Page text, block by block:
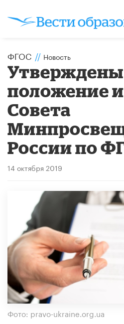
ФГОС // Новость
Утверждены
положение и
Совета
России по
14 октября 2019
Фото: pravo-ukraine.org.ua